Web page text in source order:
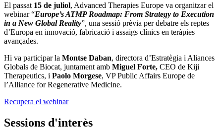
El passat 15 de juliol, Advanced Therapies Europe va organitzar el
webinar “Europe’s ATMP Roadmap: From Strategy to Execution
in a New Global Reality”, una sessió prèvia per debatre els reptes
d’Europa en innovació, fabricació i assaigs clínics en teràpies
avançades.
Hi va participar la Montse Daban, directora d’Estratègia i Aliances
Globals de Biocat, juntament amb Miguel Forte, CEO de Kiji
Therapeutics, i Paolo Morgese, VP Public Affairs Europe de
l’Alliance for Regenerative Medicine.
Recupera el webinar
Sessions d'interès